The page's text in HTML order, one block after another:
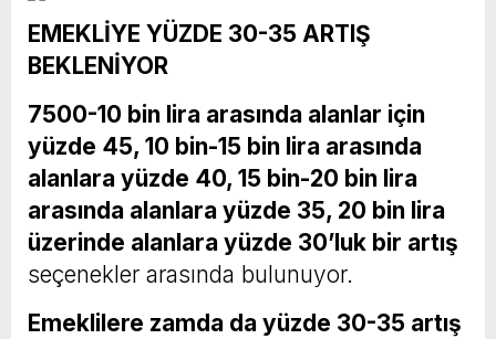
EMEKLİYE YÜZDE 30-35 ARTIŞ
BEKLENİYOR
7500-10 bin lira arasında alanlar için
yüzde 45, 10 bin-15 bin lira arasında
alanlara yüzde 40, 15 bin-20 bin lira
arasında alanlara yüzde 35, 20 bin lira
üzerinde alanlara yüzde 30’luk bir artış
seçenekler arasında bulunuyor.
Emeklilere zamda da yüzde 30-35 artış